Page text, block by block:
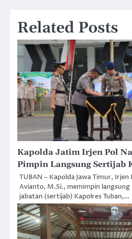
Related Posts
Kapolda Jatim Irjen Pol
Pimpin Langsung Sertijab
TUBAN – Kapolda Jawa Timur, Irjen
Avianto, M.Si., memimpin
jabatan (sertijab) Kapolres Tuban,…